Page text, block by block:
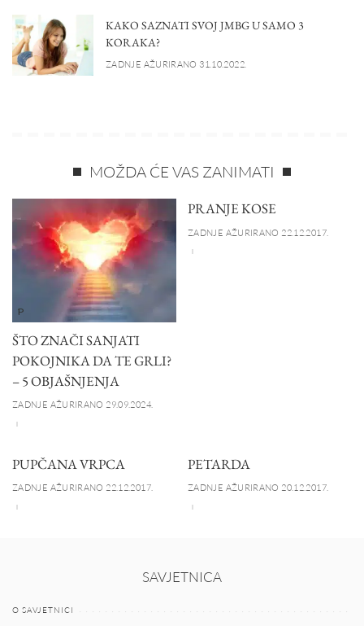
KAKO SAZNATI SVOJ JMBG U SAMO 3
KORAKA?
ZADNJE AŽURIRANO 31.10.2022.
MOŽDA ĆE VAS ZANIMATI
P
ŠTO ZNAČI SANJATI
POKOJNIKA DA TE GRLI?
– 5 OBJAŠNJENJA
ZADNJE AŽURIRANO 29.09.2024.
PRANJE KOSE
ZADNJE AŽURIRANO 22.12.2017.
PUPČANA VRPCA
ZADNJE AŽURIRANO 22.12.2017.
PETARDA
ZADNJE AŽURIRANO 20.12.2017.
SAVJETNICA
O SAVJETNICI